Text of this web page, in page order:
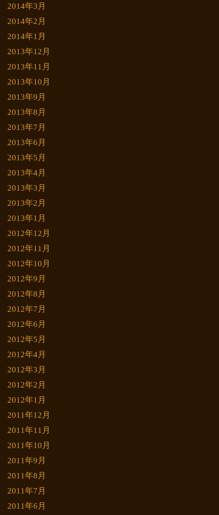
2014年3月
2014年2月
2014年1月
2013年12月
2013年11月
2013年10月
2013年9月
2013年8月
2013年7月
2013年6月
2013年5月
2013年4月
2013年3月
2013年2月
2013年1月
2012年12月
2012年11月
2012年10月
2012年9月
2012年8月
2012年7月
2012年6月
2012年5月
2012年4月
2012年3月
2012年2月
2012年1月
2011年12月
2011年11月
2011年10月
2011年9月
2011年8月
2011年7月
2011年6月